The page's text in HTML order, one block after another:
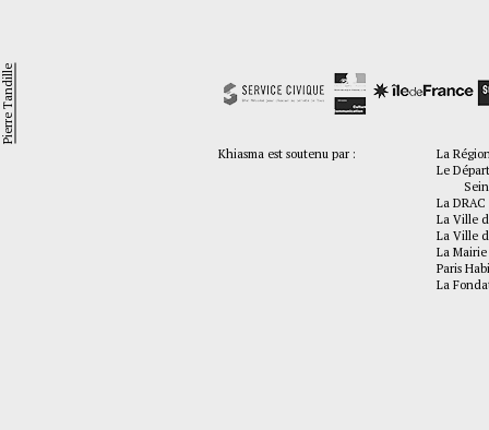
Khiasma est soutenu par :
La
Le
La
La Ville
La Ville
La
Paris
La
Pierre Tandille